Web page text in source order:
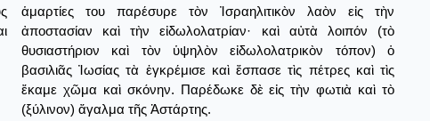
ἁμαρτίες του παρέσυρε τὸν Ἰσραηλιτικὸν λαὸν εἰς τὴν
ἀποστασίαν καὶ τὴν εἰδωλολατρίαν· καὶ αὐτὰ λοιπόν (τὸ
θυσιαστήριον καὶ τὸν ὑψηλὸν εἰδωλολατρικὸν τόπον) ὁ
βασιλιᾶς Ἰωσίας τὰ ἐγκρέμισε καὶ ἔσπασε τὶς πέτρες καὶ τὶς
ἔκαμε χῶμα καὶ σκόνην. Παρέδωκε δὲ εἰς τὴν φωτιὰ καὶ τὸ
(ξύλινον) ἄγαλμα τῆς Ἀστάρτης.